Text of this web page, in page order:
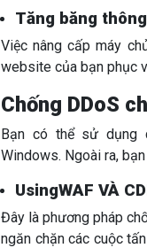
Tăng băng
Việc nâng cấp máy
website của bạn phục
Chống DDoS
Bạn có thể sử dụng
Windows. Ngoài ra,
UsingWAF VÀ
Đây là phương pháp
ngăn chặn các cuộc